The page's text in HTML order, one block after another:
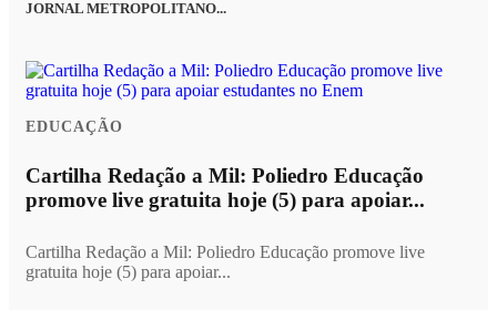
JORNAL METROPOLITANO...
EDUCAÇÃO
Cartilha Redação a Mil: Poliedro Educação
promove live gratuita hoje (5) para apoiar...
Cartilha Redação a Mil: Poliedro Educação promove live
gratuita hoje (5) para apoiar...